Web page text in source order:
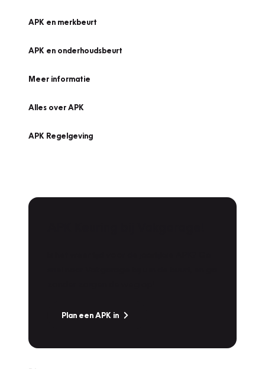
APK en merkbeurt
APK en onderhoudsbeurt
Meer informatie
Alles over APK
APK Regelgeving
Plan een APK in